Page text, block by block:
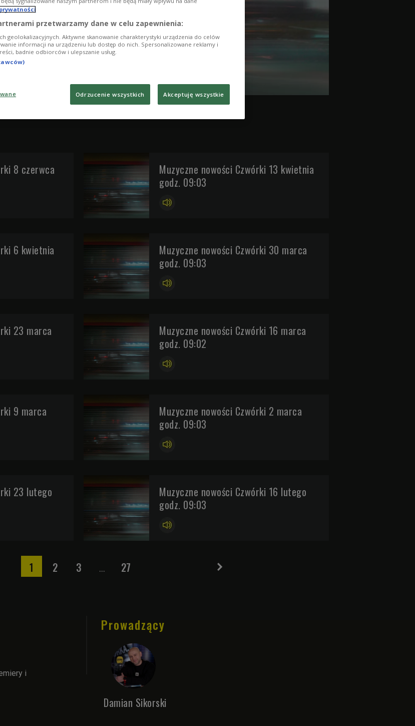
8 czerwca
Muzyczne nowości Czwórki 13 kwietnia
godz. 09:03
6 kwietnia
Muzyczne nowości Czwórki 30 marca
godz. 09:03
23 marca
Muzyczne nowości Czwórki 16 marca
godz. 09:02
9 marca
Muzyczne nowości Czwórki 2 marca
godz. 09:03
23 lutego
Muzyczne nowości Czwórki 16 lutego
godz. 09:03
1 2 3 ... 27
i
Prowadzący
Damian Sikorski
przetwarzamy dane w celu zapewnienia:
geolokalizacyjnych. Aktywne skanowanie charakterystyki urządzenia do celów
informacji na urządzeniu lub dostęp do nich. Spersonalizowane reklamy i
badnie odbiorców i ulepszanie usług.
Odrzucenie wszystkich Akceptuję wszystkie